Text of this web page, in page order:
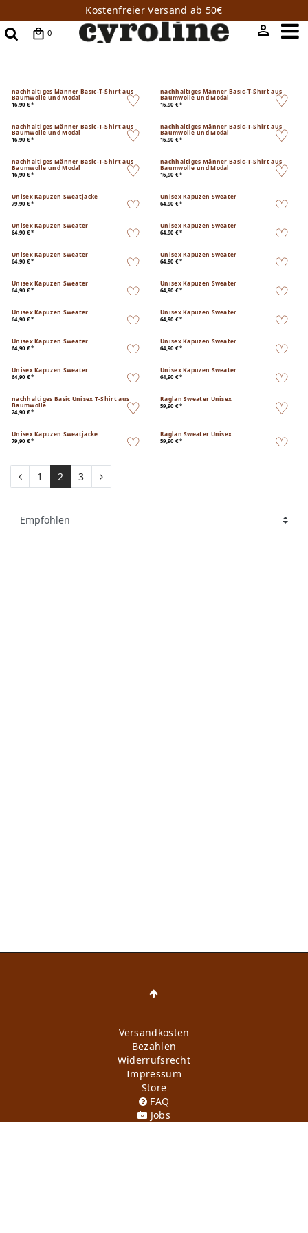
Kostenfreier Versand ab 50€
0
nachhaltiges Männer Basic-T-Shirt aus
Baumwolle und Modal
16,90 € *
nachhaltiges Männer Basic-T-Shirt aus
Baumwolle und Modal
16,90 € *
nachhaltiges Männer Basic-T-Shirt aus
Baumwolle und Modal
16,90 € *
nachhaltiges Männer Basic-T-Shirt aus
Baumwolle und Modal
16,90 € *
nachhaltiges Männer Basic-T-Shirt aus
Baumwolle und Modal
16,90 € *
nachhaltiges Männer Basic-T-Shirt aus
Baumwolle und Modal
16,90 € *
Unisex Kapuzen Sweatjacke
79,90 € *
Unisex Kapuzen Sweater
64,90 € *
Unisex Kapuzen Sweater
64,90 € *
Unisex Kapuzen Sweater
64,90 € *
Unisex Kapuzen Sweater
64,90 € *
Unisex Kapuzen Sweater
64,90 € *
Unisex Kapuzen Sweater
64,90 € *
Unisex Kapuzen Sweater
64,90 € *
Unisex Kapuzen Sweater
64,90 € *
Unisex Kapuzen Sweater
64,90 € *
Unisex Kapuzen Sweater
64,90 € *
Unisex Kapuzen Sweater
64,90 € *
Unisex Kapuzen Sweater
64,90 € *
Unisex Kapuzen Sweater
64,90 € *
nachhaltiges Basic Unisex T-Shirt aus
Baumwolle
24,90 € *
Raglan Sweater Unisex
59,90 € *
Unisex Kapuzen Sweatjacke
79,90 € *
Raglan Sweater Unisex
59,90 € *
1 2 3
Versandkosten
Bezahlen
Widerrufs­recht
Impressum
Store
FAQ
Jobs